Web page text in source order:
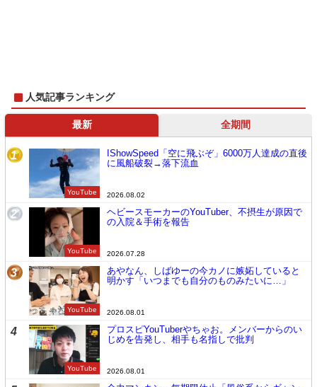
人気記事ランキング
最新 全期間
1
YouTube
IShowSpeed「空に飛ぶぞ」6000万人達成の直後
に風船破裂→落下流血
2026.08.02
2
YouTube
ヘビースモーカーのYouTuber、不摂生が原因で
の入院＆手術を報告
2026.07.28
3
YouTube
あやなん、しばゆーの今カノに嫉妬していると
明かす「いつまでも自分のものみたいに…」
2026.08.01
4
YouTube
プロスピYouTuberやちゃお。メンバーからのい
じめを告発し、相手も名指しで批判
2026.08.01